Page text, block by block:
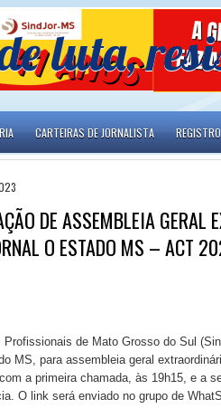
luta,
CARTEIRAS DE JORNALISTA
DE ASSEMBLEIA GERAL
O ESTADO MS –
de Mato Grosso do Sul
MS, para assembleia geral
a primeira chamada, às 19h15, e a
O link será enviado no grupo de